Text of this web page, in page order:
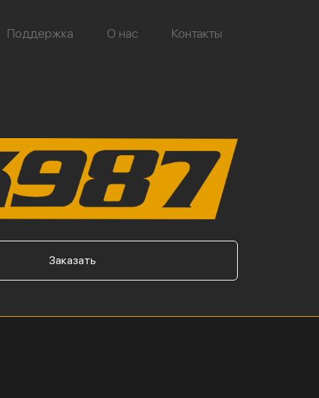
Поддержка О нас Контакты
Заказать